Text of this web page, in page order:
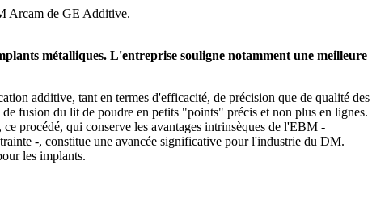
Arcam de GE Additive.
métalliques. L'entreprise souligne notamment une meilleure
additive, tant en termes d'efficacité, de précision que de qualité des
fusion du lit de poudre en petits "points" précis et non plus en lignes.
procédé, qui conserve les avantages intrinsèques de l'EBM -
-, constitue une avancée significative pour l'industrie du DM.
les implants.